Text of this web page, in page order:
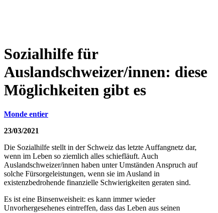
Sozialhilfe für
Auslandschweizer/innen: diese
Möglichkeiten gibt es
Monde entier
23/03/2021
Die Sozialhilfe stellt in der Schweiz das letzte Auffangnetz dar,
wenn im Leben so ziemlich alles schiefläuft. Auch
Auslandschweizer/innen haben unter Umständen Anspruch auf
solche Fürsorgeleistungen, wenn sie im Ausland in
existenzbedrohende finanzielle Schwierigkeiten geraten sind.
Es ist eine Binsenweisheit: es kann immer wieder
Unvorhergesehenes eintreffen, dass das Leben aus seinen